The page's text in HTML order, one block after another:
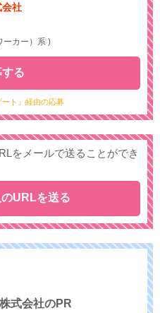
会社
ーカー）系 )
ート』経由の応募
る
をメールで送ることができ
URLを送る
式会社のPR